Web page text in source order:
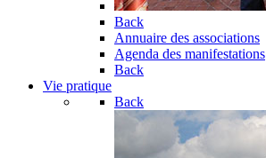
Back
Annuaire des associations
Agenda des manifestations
Back
Vie pratique
Back